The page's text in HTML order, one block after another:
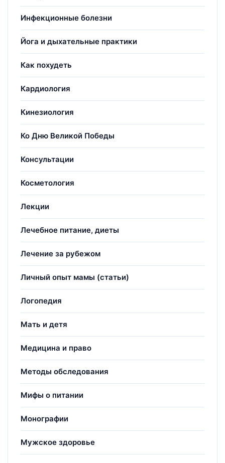
Инфекционные болезни
Йога и дыхательные практики
Как похудеть
Кардиология
Кинезиология
Ко Дню Великой Победы
Консультации
Косметология
Лекции
Лечебное питание, диеты
Лечение за рубежом
Личный опыт мамы (статьи)
Логопедия
Мать и детя
Медицина и право
Методы обследования
Мифы о питании
Монографии
Мужское здоровье